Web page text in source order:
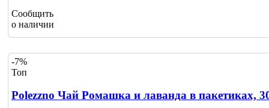
Сообщить
о наличии
-7%
Топ
Polezzno Чай Ромашка и лаванда в пакетиках,